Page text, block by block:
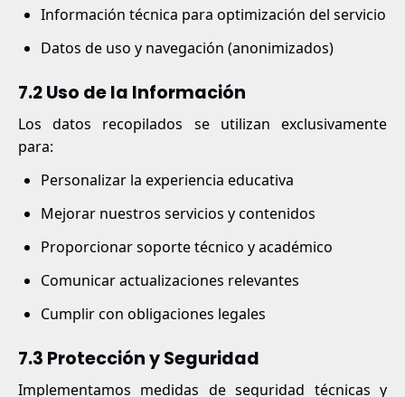
Información técnica para optimización del servicio
Datos de uso y navegación (anonimizados)
7.2 Uso de la Información
Los datos recopilados se utilizan exclusivamente
para:
Personalizar la experiencia educativa
Mejorar nuestros servicios y contenidos
Proporcionar soporte técnico y académico
Comunicar actualizaciones relevantes
Cumplir con obligaciones legales
7.3 Protección y Seguridad
Implementamos medidas de seguridad técnicas y